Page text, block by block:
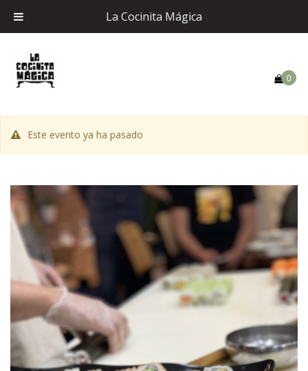
0
Este evento ya ha pasado
La Cocinita Mágica